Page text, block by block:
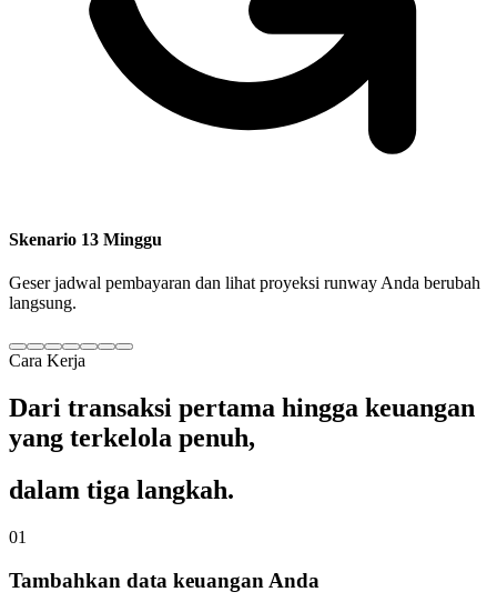
Skenario 13 Minggu
Geser jadwal pembayaran dan lihat proyeksi runway Anda berubah
langsung.
Cara Kerja
Dari transaksi pertama hingga keuangan
yang terkelola penuh,
dalam tiga langkah.
01
Tambahkan data keuangan Anda